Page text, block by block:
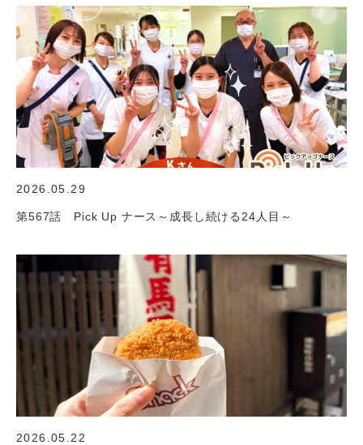
2026.05.29
第567話 Pick Up ナース～成長し続ける24人目～
2026.05.22